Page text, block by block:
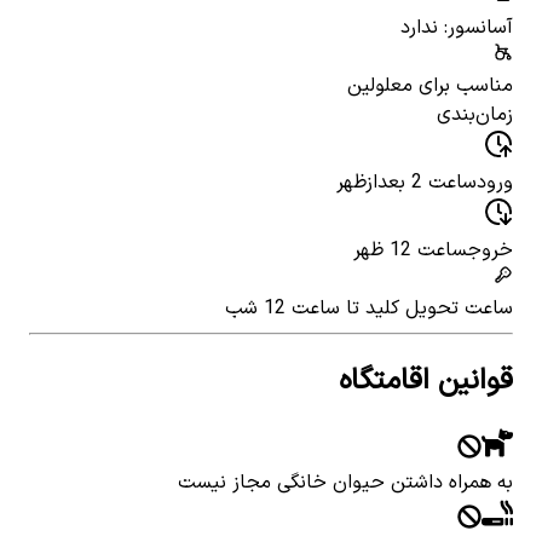
آسانسور: ندارد
مناسب برای معلولین
زمان‌بندی
ورودساعت 2 بعدازظهر
خروجساعت 12 ظهر
ساعت تحویل کلید تا ساعت 12 شب
قوانین اقامتگاه
به همراه داشتن حیوان خانگی مجاز نیست